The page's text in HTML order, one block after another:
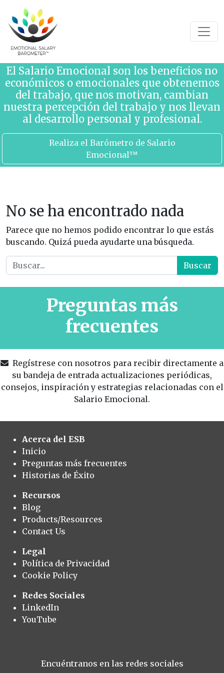
Saltar al contenido
El Salario Emocional son los beneficios no
económicos o emocionales que obtenemos
del trabajo, que nos motivan, cambian
nuestra percepción del trabajo y nos llevan
al desarrollo personal y profesional.
Realiza el Barómetro de Salario
Emocional™
No se ha encontrado nada
Parece que no hemos podido encontrar lo que estás
buscando. Quizá pueda ayudarte una búsqueda.
Buscar:
Preguntas más
frecuentes
Regístrese con nosotros para recibir directamente a
su bandeja de entrada actualizaciones periódicas,
consejos, inspiración y estrategias relacionadas con el
Salario Emocional.
Acerca del ESB
Inicio
Preguntas más frecuentes
Historias de Éxito
Recursos
Blog
Products/Resources
Contact Us
Legal
Política de Privacidad
Cookie Policy
Redes Sociales
LinkedIn
YouTube
Encuéntranos en las redes sociales